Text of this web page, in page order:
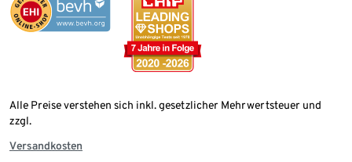
Alle Preise verstehen sich inkl. gesetzlicher Mehrwertsteuer und
zzgl.
Versandkosten